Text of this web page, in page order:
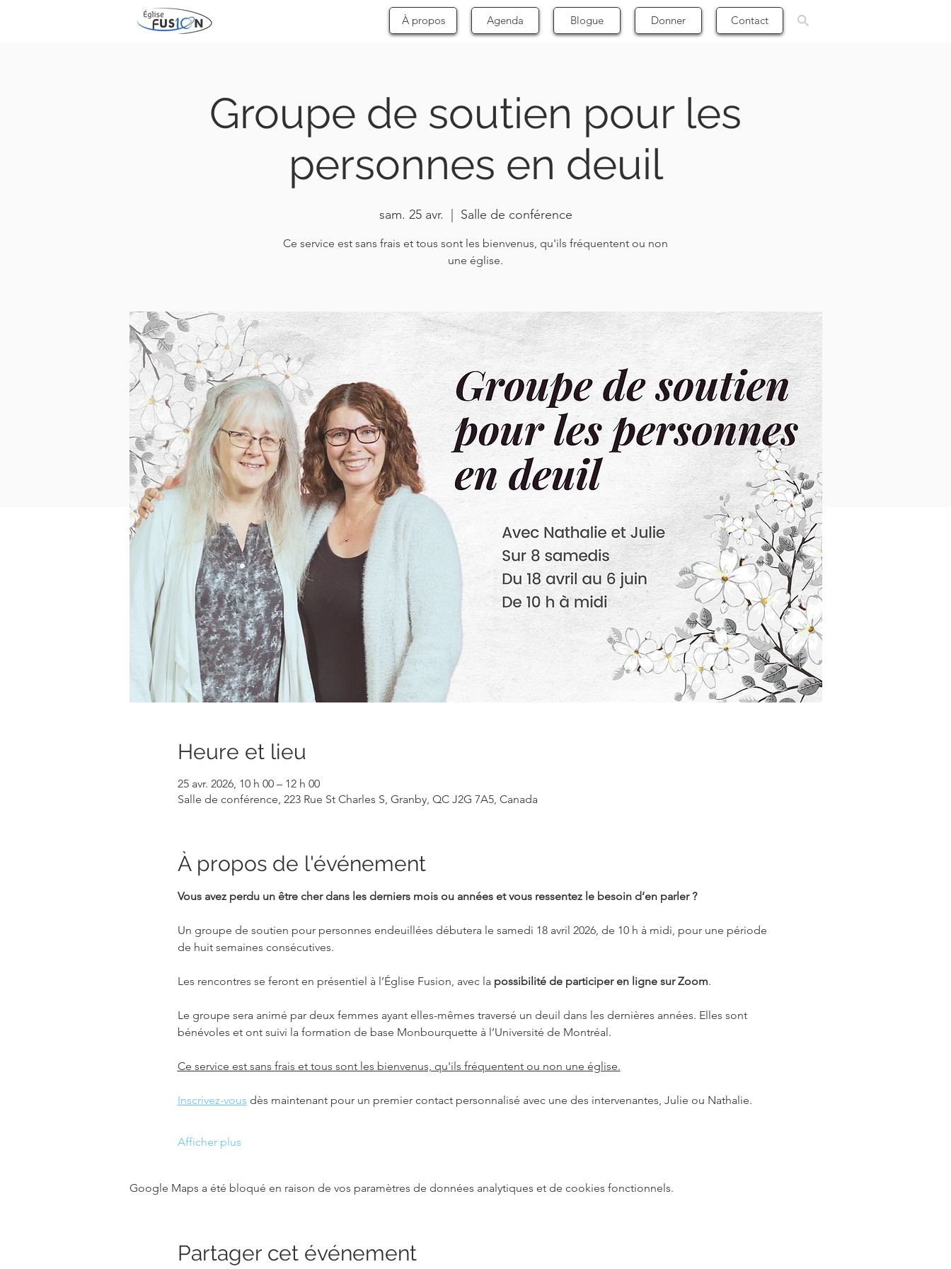
À propos Agenda Blogue Donner Contact
Groupe de soutien pour les
personnes en deuil
sam. 25 avr. Salle de conférence
Ce service est sans frais et tous sont les bienvenus, qu'ils fréquentent ou non
une église.
Heure et lieu
25 avr. 2026, 10 h 00 – 12 h 00
Salle de conférence, 223 Rue St Charles S, Granby, QC J2G 7A5, Canada
À propos de l'événement
Vous avez perdu un être cher dans les derniers mois ou années et vous ressentez le besoin d’en parler ?
Un groupe de soutien pour personnes endeuillées débutera le samedi 18 avril 2026, de 10 h à midi, pour une période
de huit semaines consécutives.
Les rencontres se feront en présentiel à l’Église Fusion, avec la possibilité de participer en ligne sur Zoom.
Le groupe sera animé par deux femmes ayant elles-mêmes traversé un deuil dans les dernières années. Elles sont
bénévoles et ont suivi la formation de base Monbourquette à l’Université de Montréal.
Ce service est sans frais et tous sont les bienvenus, qu'ils fréquentent ou non une église.
Inscrivez-vous dès maintenant pour un premier contact personnalisé avec une des intervenantes, Julie ou Nathalie.
Afficher plus
Google Maps a été bloqué en raison de vos paramètres de données analytiques et de cookies fonctionnels.
Partager cet événement